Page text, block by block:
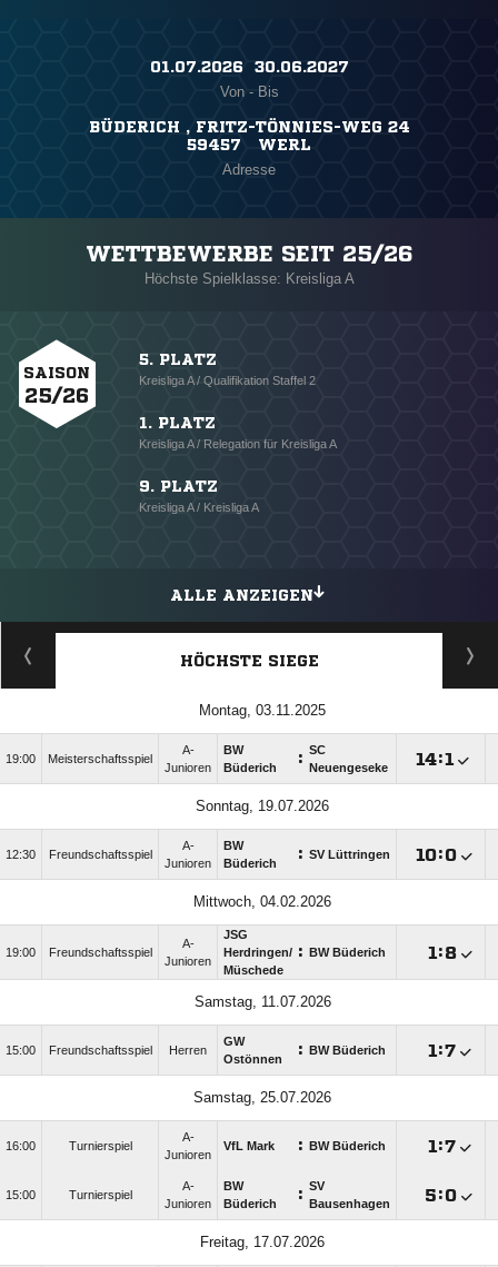
01.07.2026 ​ 30.06.2027
Von - Bis
BÜDERICH , FRITZ-TÖNNIES-WEG 24
59457 WERL
Adresse
WETTBEWERBE SEIT 25/26
Höchste Spielklasse: Kreisliga A
SAISON
25/26
5. PLATZ
Kreisliga A / Qualifikation Staffel 2
1. PLATZ
Kreisliga A / Relegation für Kreisliga A
9. PLATZ
Kreisliga A / Kreisliga A
ALLE ANZEIGEN
HÖCHSTE SIEGE
Montag, 03.11.2025
19:00 Meisterschaftsspiel
A-
Junioren
BW
Büderich
: SC
Neuengeseke
:
Sonntag, 19.07.2026
12:30 Freundschaftsspiel
A-
Junioren
BW
Büderich
: SV Lüttringen :
Mittwoch, 04.02.2026
19:00 Freundschaftsspiel
A-
Junioren
JSG
Herdringen/​
Müschede
: BW Büderich :
Samstag, 11.07.2026
15:00 Freundschaftsspiel Herren
GW
Ostönnen
: BW Büderich :
Samstag, 25.07.2026
16:00 Turnierspiel
A-
Junioren
VfL Mark : BW Büderich :
15:00 Turnierspiel
A-
Junioren
BW
Büderich
: SV
Bausenhagen
:
Freitag, 17.07.2026